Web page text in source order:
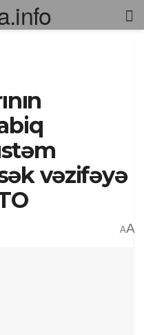
vəzifəyə
AA